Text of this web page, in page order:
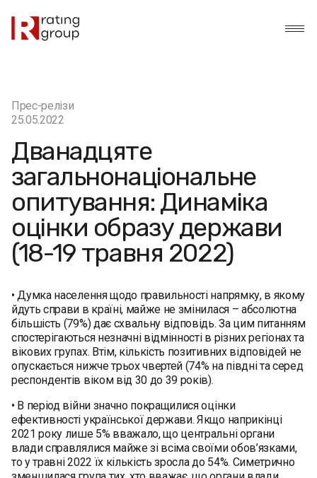
Прес-релізи
25.05.2022
Дванадцяте
загальнонаціональне
опитування: Динаміка
оцінки образу держави
(18-19 травня 2022)
• Думка населення щодо правильності напрямку, в якому
йдуть справи в країні, майже не змінилася – абсолютна
більшість (79%) дає схвальну відповідь. За цим питанням
спостерігаються незначні відмінності в різних регіонах та
вікових групах. Втім, кількість позитивних відповідей не
опускається нижче трьох чвертей (74% на півдні та серед
респондентів віком від 30 до 39 років).
• В період війни значно покращилися оцінки
ефективності української держави. Якщо наприкінці
2021 року лише 5% вважало, що центральні органи
влади справлялися майже зі всіма своїми обов’язками,
то у травні 2022 їх кількість зросла до 54%. Симетрично